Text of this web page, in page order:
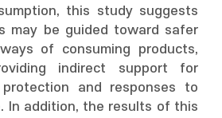
this study suggests
may be guided toward safer
of consuming products,
indirect support for
protection and responses to
In addition, the results of this